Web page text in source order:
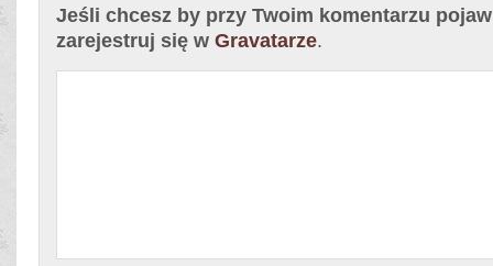
Jeśli chcesz by przy Twoim komentarzu
zarejestruj się w Gravatarze.